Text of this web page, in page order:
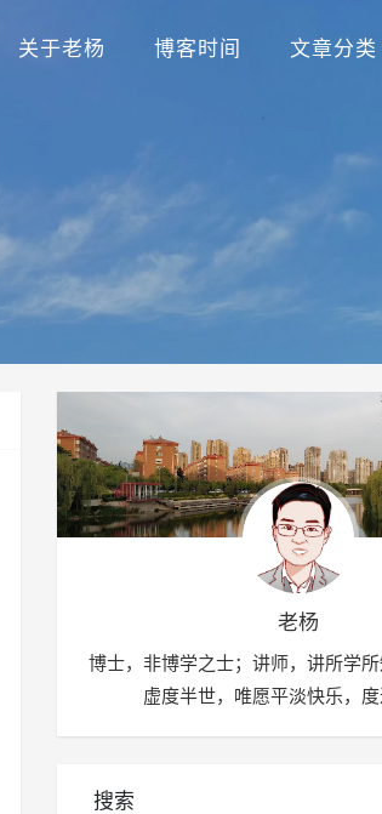
关于老杨 博客时间 文章分类
老杨
博士，非博学之士；讲师，讲所学所
虚度半世，唯愿平淡快乐，度
搜索